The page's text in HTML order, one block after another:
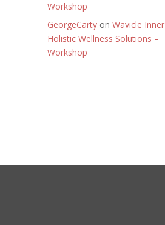
Workshop
GeorgeCarty onWavicle Inner
Holistic Wellness Solutions –
Workshop